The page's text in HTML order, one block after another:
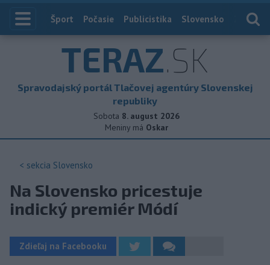
Index
Šport Počasie Publicistika Slovensko
TERAZ.SK
Spravodajský portál Tlačovej agentúry Slovenskej
republiky
Sobota 8. august 2026
Meniny má Oskar
< sekcia Slovensko
Na Slovensko pricestuje
indický premiér Módí
Zdieľaj na Facebooku